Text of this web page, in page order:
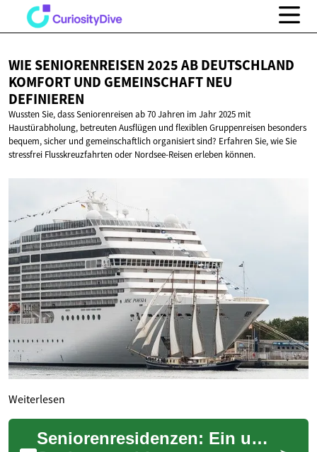
WIE SENIORENREISEN 2025 AB DEUTSCHLAND
KOMFORT UND GEMEINSCHAFTNEU
DEFINIEREN
Wussten Sie, dass Seniorenreisen ab 70 Jahren im Jahr 2025 mit
Haustürabholung, betreuten Ausflügen und flexiblen Gruppenreisen besonders
bequem, sicher und gemeinschaftlich organisiert sind? Erfahren Sie, wie Sie
stressfrei Flusskreuzfahrten oder Nordsee-Reisen erleben können.
Weiterlesen
Seniorenresidenzen: Ein umfassender Leitfaden für den Ruhestand in Gemeinschaft